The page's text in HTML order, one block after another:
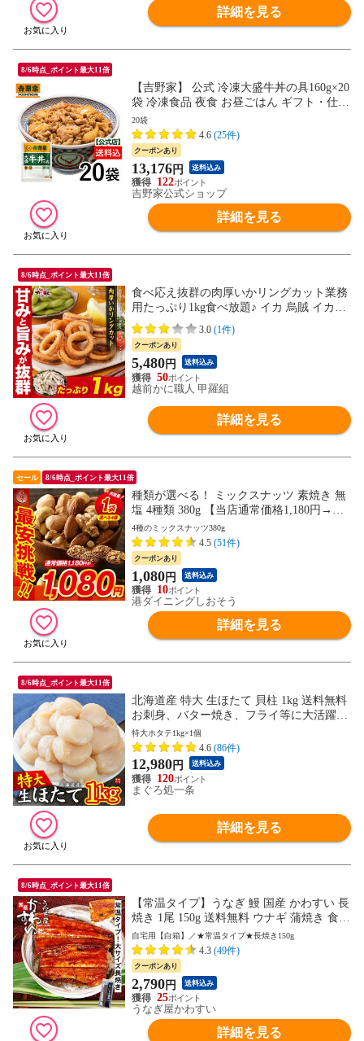
詳細を見る
8/6時点_ポイント最大11倍
【吉野家】 公式 冷凍大盛牛丼の具160g×20
袋 冷凍食品 夜食 お昼ごはん ギフト・仕送
りにも！ 送料込み
20袋
4.6 (25件)
クーポンあり
13,176円 送料込み
122
吉野家公式ショップ
詳細を見る
8/6時点_ポイント最大11倍
食べ応え抜群の肉厚いかリングカット業務
用たっぷり1kg食べ放題♪ イカ 烏賊 イカリ
ング 肉厚いか 万能 カット済み バラ凍結
焼きそば 煮物 炒め物 パエリア パスタ ア
ヒージョ
3.0 (1件)
クーポンあり
5,480円 送料込み
50
越前かに職人 甲羅組
詳細を見る
セール 8/6時点_ポイント最大11倍
種類が選べる！ ミックスナッツ 素焼き 無
塩 4種類 380g 【当店通常価格1,180円→送
料無料1,080円！】アーモンド カシューナ
ッツ クルミ マカダミアナッツ 食塩不使用
加工オイル不使用
4種のミックスナッツ380g
4.5 (51件)
クーポンあり
1,080円 送料込み
10
港ダイニングしおそう
詳細を見る
8/6時点_ポイント最大11倍
北海道産 特大 生ほたて 貝柱 1kg 送料無料
お刺身、バター焼き、フライ等に大活躍
[[特大ホタテ1kg]
特大ホタテ1kg×1個
4.6 (86件)
12,980円 送料込み
120
まぐろ処一条
詳細を見る
8/6時点_ポイント最大11倍
【常温タイプ】うなぎ 鰻 国産 かわすい 長
焼き 1尾 150g 送料無料 ウナギ 蒲焼き 食品
ギフト 誕生日プレゼント 母親 父親 お取り
寄せ グルメ 海鮮 人気 おすすめ 内祝 食べ
物 手土産に 便利 海外 土産
自宅用【白箱】／★常温タイプ★長焼き150g
4.3 (49件)
クーポンあり
2,790円 送料込み
25
うなぎ屋かわすい
詳細を見る